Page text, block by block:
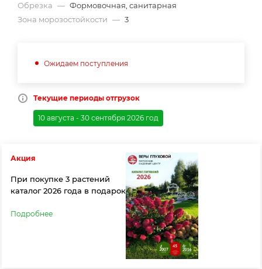
Обрезка — Формовочная, санитарная
Зона морозостойкости — 3
Ожидаем поступления
Текущие периоды отгрузок
10 августа - 30 сентября 2026 год
Акция
При покупке 3 растений
каталог 2026 года в подарок
Подробнее